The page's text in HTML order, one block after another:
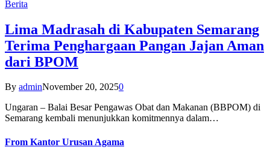
Berita
Lima Madrasah di Kabupaten Semarang
Terima Penghargaan Pangan Jajan Aman
dari BPOM
By adminNovember 20, 20250
Ungaran – Balai Besar Pengawas Obat dan Makanan (BBPOM) di
Semarang kembali menunjukkan komitmennya dalam…
From Kantor Urusan Agama